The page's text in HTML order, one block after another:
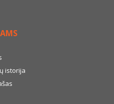
istorija